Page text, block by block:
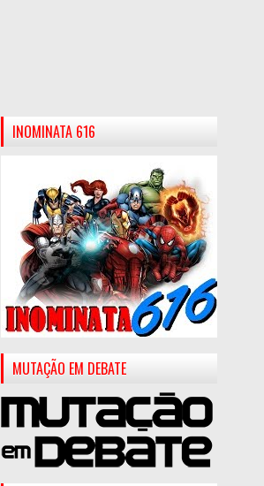
INOMINATA 616
MUTAÇÃO EM DEBATE